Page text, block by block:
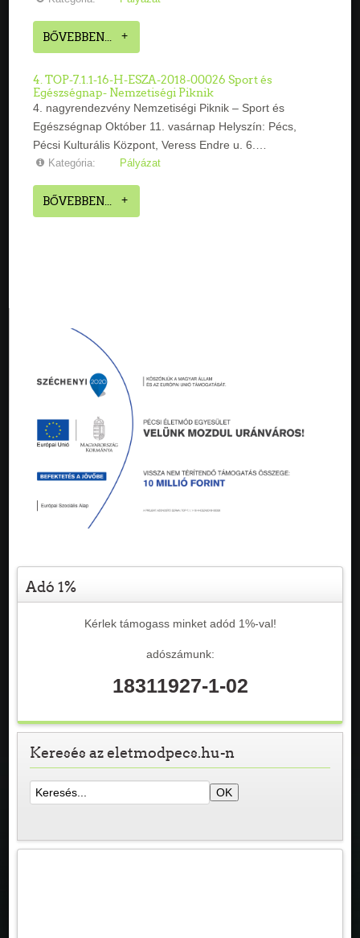
BŐVEBBEN...
4. TOP-7.1.1-16-H-ESZA-2018-00026 Sport és
Egészségnap- Nemzetiségi Piknik
4. nagyrendezvény Nemzetiségi Piknik – Sport és
Egészségnap Október 11. vasárnap Helyszín: Pécs,
Pécsi Kulturális Központ, Veress Endre u. 6.…
Kategória: Pályázat
BŐVEBBEN...
Adó 1%
Kérlek támogass minket adód 1%-val!
adószámunk:
18311927-1-02
Keresés az eletmodpecs.hu-n